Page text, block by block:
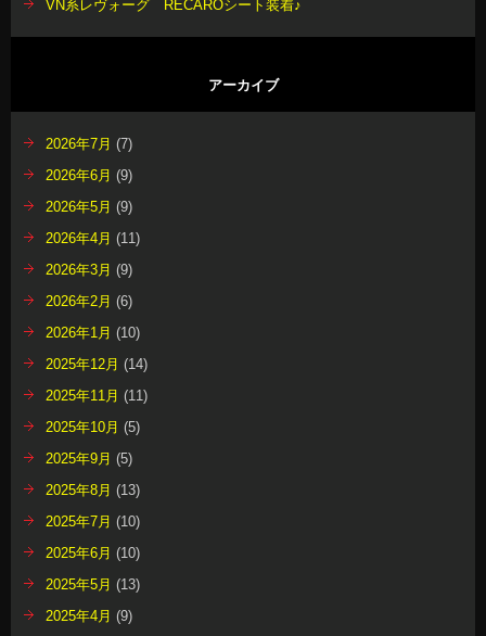
VN系レヴォーグ RECAROシート装着♪
アーカイブ
2026年7月 (7)
2026年6月 (9)
2026年5月 (9)
2026年4月 (11)
2026年3月 (9)
2026年2月 (6)
2026年1月 (10)
2025年12月 (14)
2025年11月 (11)
2025年10月 (5)
2025年9月 (5)
2025年8月 (13)
2025年7月 (10)
2025年6月 (10)
2025年5月 (13)
2025年4月 (9)